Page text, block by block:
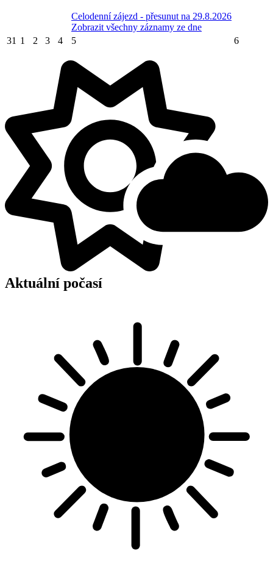
Celodenní zájezd - přesunut na 29.8.2026
Zobrazit všechny záznamy ze dne
31 1 2 3 4 5 6
Aktuální počasí